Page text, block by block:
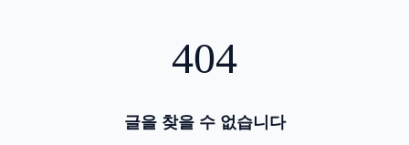
404
글을 찾을 수 없습니다